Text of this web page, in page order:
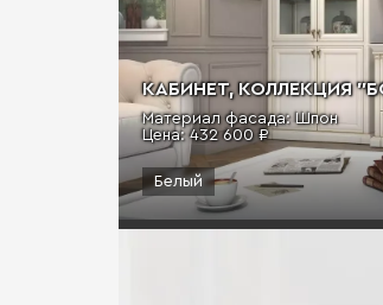
КАБИНЕТ, КОЛЛЕКЦИЯ
Материал фасада: Шпон
Цена:432 600 ₽
Белый